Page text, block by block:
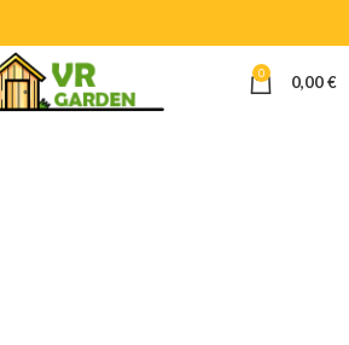
0 0,00€